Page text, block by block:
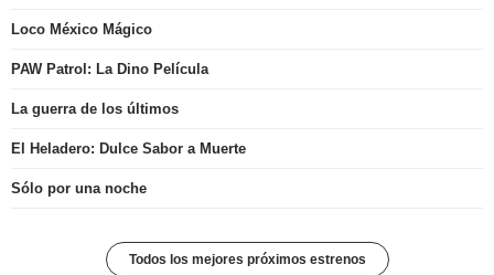
Loco México Mágico
PAW Patrol: La Dino Película
La guerra de los últimos
El Heladero: Dulce Sabor a Muerte
Sólo por una noche
Todos los mejores próximos estrenos